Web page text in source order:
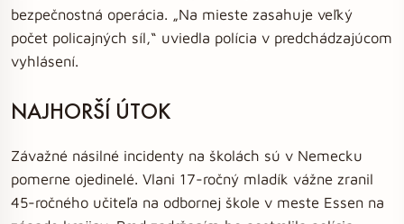
bezpečnostná operácia. „Na mieste zasahuje veľký
počet policajných síl,“ uviedla polícia v predchádzajúcom
vyhlásení.
NAJHORŠÍ ÚTOK
Závažné násilné incidenty na školách sú v Nemecku
pomerne ojedinelé. Vlani 17-ročný mladík vážne zranil
45-ročného učiteľa na odbornej škole v meste Essen na